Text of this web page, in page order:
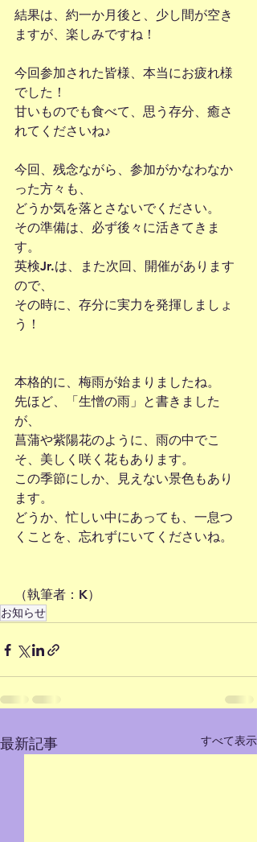
結果は、約一か月後と、少し間が空き
ますが、楽しみですね！
今回参加された皆様、本当にお疲れ様
でした！
甘いものでも食べて、思う存分、癒さ
れてくださいね♪
今回、残念ながら、参加がかなわなか
った方々も、
どうか気を落とさないでください。
その準備は、必ず後々に活きてきま
す。
英検Jr.は、また次回、開催があります
ので、
その時に、存分に実力を発揮しましょ
う！
本格的に、梅雨が始まりましたね。
先ほど、「生憎の雨」と書きました
が、
菖蒲や紫陽花のように、雨の中でこ
そ、美しく咲く花もあります。
この季節にしか、見えない景色もあり
ます。
どうか、忙しい中にあっても、一息つ
くことを、忘れずにいてくださいね。
（執筆者：K）
お知らせ
最新記事 すべて表示